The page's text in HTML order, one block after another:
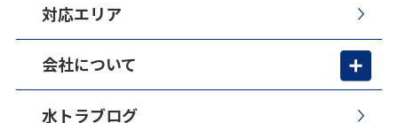
対応エリア
会社について
水トラブログ